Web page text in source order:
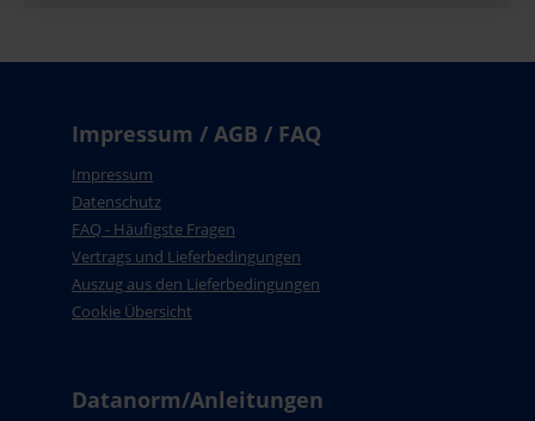
Impressum / AGB / FAQ
Impressum
Datenschutz
FAQ - Häufigste Fragen
Vertrags und Lieferbedingungen
Auszug aus den Lieferbedingungen
Cookie Übersicht
Datanorm/Anleitungen